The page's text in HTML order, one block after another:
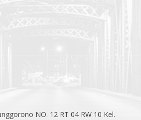
NO. 12 RT 04 RW 10 Kel.